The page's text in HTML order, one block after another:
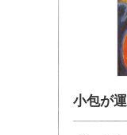
小包が